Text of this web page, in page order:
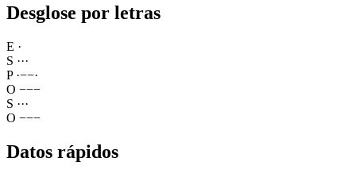
Desglose por letras
E ·
S ···
P ·−−·
O −−−
S ···
O −−−
Datos rápidos